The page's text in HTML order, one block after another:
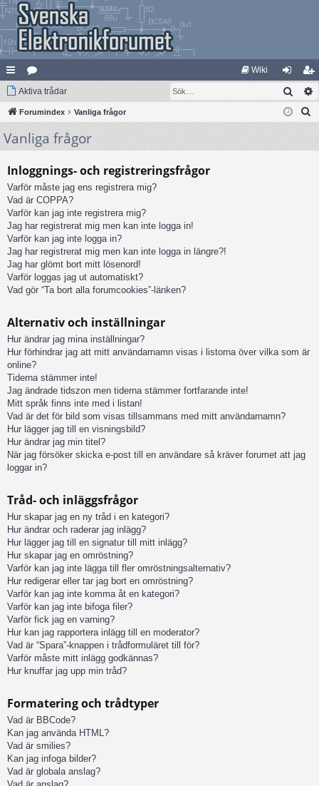
na
bb
lä
ar
at
eg
ori
Wiki
og
ga
li
m
Aktiva trådar Sök
Forumindex Vanliga frågor
Vanliga frågor
Inloggnings- och registreringsfrågor
Varför måste jag ens registrera mig?
Vad är COPPA?
Varför kan jag inte registrera mig?
Jag har registrerat mig men kan inte logga in!
Varför kan jag inte logga in?
Jag har registrerat mig men kan inte logga in längre?!
Jag har glömt bort mitt lösenord!
Varför loggas jag ut automatiskt?
Vad gör “Ta bort alla forumcookies”-länken?
Alternativ och inställningar
Hur ändrar jag mina inställningar?
Hur förhindrar jag att mitt användarnamn visas i listorna över vilka som är
online?
Tiderna stämmer inte!
Jag ändrade tidszon men tiderna stämmer fortfarande inte!
Mitt språk finns inte med i listan!
Vad är det för bild som visas tillsammans med mitt användarnamn?
Hur lägger jag till en visningsbild?
Hur ändrar jag min titel?
När jag försöker skicka e-post till en användare så kräver forumet att jag
loggar in?
Tråd- och inläggsfrågor
Hur skapar jag en ny tråd i en kategori?
Hur ändrar och raderar jag inlägg?
Hur lägger jag till en signatur till mitt inlägg?
Hur skapar jag en omröstning?
Varför kan jag inte lägga till fler omröstningsalternativ?
Hur redigerar eller tar jag bort en omröstning?
Varför kan jag inte komma åt en kategori?
Varför kan jag inte bifoga filer?
Varför fick jag en varning?
Hur kan jag rapportera inlägg till en moderator?
Vad är “Spara”-knappen i trådformuläret till för?
Varför måste mitt inlägg godkännas?
Hur knuffar jag upp min tråd?
Formatering och trådtyper
Vad är BBCode?
Kan jag använda HTML?
Vad är smilies?
Kan jag infoga bilder?
Vad är globala anslag?